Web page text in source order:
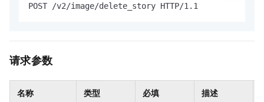
POST /v2/image/delete_story HTTP/1.1
请求参数
名称 类型 必填 描述